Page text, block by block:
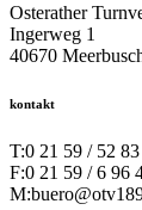
Osterather
Ingerweg 1
40670
kontakt
T:0 21 59 / 52
F:0 21 59 / 6 96
M: